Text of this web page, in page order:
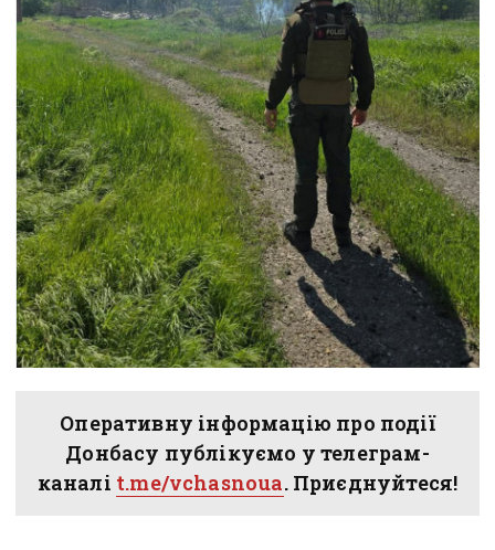
Оперативну інформацію про події
Донбасу публікуємо у телеграм-
каналі t.me/vchasnoua. Приєднуйтеся!